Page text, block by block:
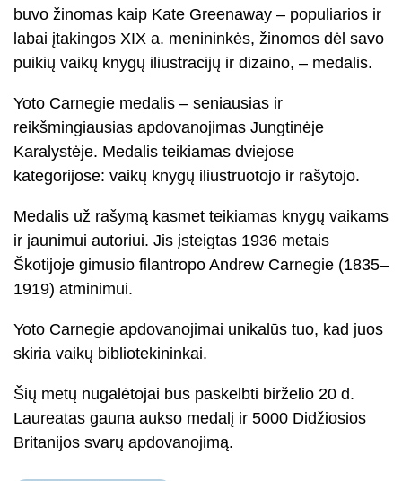
buvo žinomas kaip Kate Greenaway – populiarios ir
labai įtakingos XIX a. menininkės, žinomos dėl savo
puikių vaikų knygų iliustracijų ir dizaino, – medalis.
Yoto Carnegie medalis – seniausias ir
reikšmingiausias apdovanojimas Jungtinėje
Karalystėje. Medalis teikiamas dviejose
kategorijose: vaikų knygų iliustruotojo ir rašytojo.
Medalis už rašymą kasmet teikiamas knygų vaikams
ir jaunimui autoriui. Jis įsteigtas 1936 metais
Škotijoje gimusio filantropo Andrew Carnegie (1835–
1919) atminimui.
Yoto Carnegie apdovanojimai unikalūs tuo, kad juos
skiria vaikų bibliotekininkai.
Šių metų nugalėtojai bus paskelbti birželio 20 d.
Laureatas gauna aukso medalį ir 5000 Didžiosios
Britanijos svarų apdovanojimą.